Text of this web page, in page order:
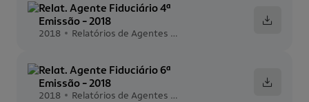
​Relat. Agente Fiduciário 4ª
Emissão - 2018
2018 Relatórios de Agentes Fiduciários
Relat. Agente Fiduciário 6ª
Emissão - 2018
2018 Relatórios de Agentes Fiduciários